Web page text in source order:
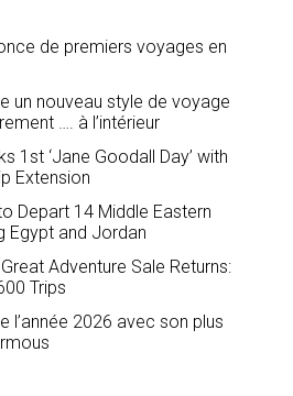
de premiers voyages en
un nouveau style de voyage
…. à l’intérieur
1st ‘Jane Goodall Day’ with
Extension
Depart 14 Middle Eastern
Egypt and Jordan
Adventure Sale Returns:
Trips
l’année 2026 avec son plus